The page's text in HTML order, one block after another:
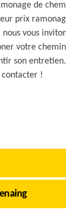
de
prix
nous vous
votre
son
contacter !